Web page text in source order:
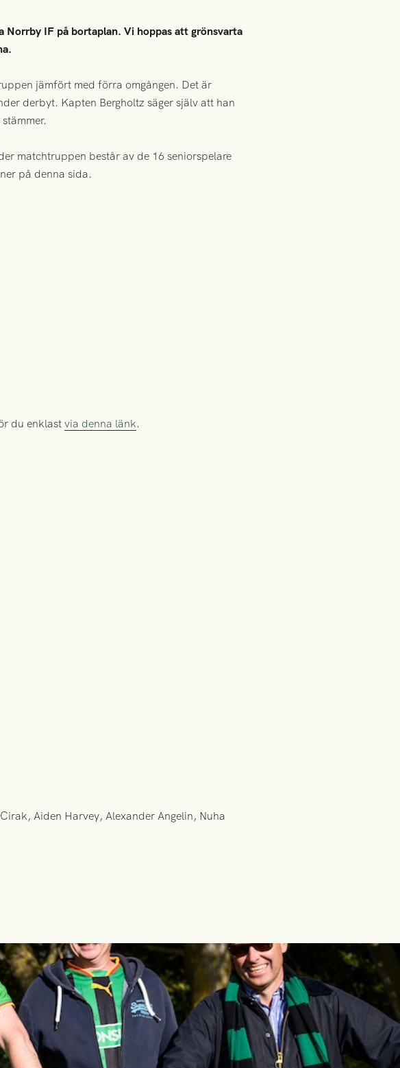
Norrby IF på bortaplan. Vi hoppas att grönsvarta
jämfört med förra omgången. Det är
derbyt. Kapten Bergholtz säger själv att han
matchtruppen består av de 16 seniorspelare
på denna sida.
du enklastvia denna länk.
Aiden Harvey, Alexander Angelin, Nuha